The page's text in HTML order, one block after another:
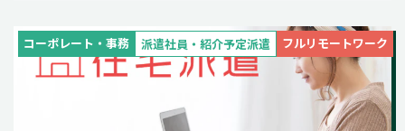
週5日
土日祝のみ
コーポレート・事務 派遣社員・紹介予定派遣 フルリモートワーク